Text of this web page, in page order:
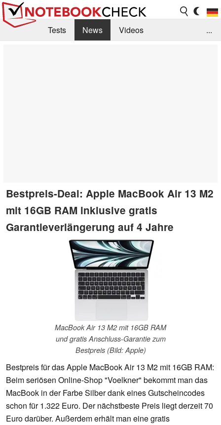
Tests News
Videos
...
Bestpreis-Deal: Apple MacBook Air 13 M2
mit 16GB RAM inklusive gratis
Garantieverlängerung auf 4 Jahre
MacBook Air 13 M2 mit 16GB RAM
und gratis Anschluss-Garantie zum
Bestpreis (Bild: Apple)
Bestpreis für das Apple MacBook Air 13 M2 mit 16GB RAM:
Beim seriösen Online-Shop "Voelkner" bekommt man das
MacBook in der Farbe Silber dank eines Gutscheincodes
schon für 1.322 Euro. Der nächstbeste Preis liegt derzeit 70
Euro darüber. Außerdem erhält man eine gratis